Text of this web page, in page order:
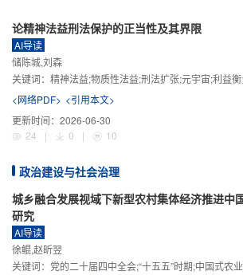
论精神法益刑法保护的正当性及其界限
AI导读
储陈城,刘森
关键词： 精神法益;物质性法益;刑法扩张;元宇宙;利益
<网络PDF> <引用本文>
更新时间： 2026-06-30
24
| 0 | 10
政治建设与社会治理
城乡融合发展视域下新型农村集体经济推进中
研究
AI导读
徐鲲,赵昕翌
关键词： 党的二十届四中全会;“十五五”时期;中国式农业农村现代化;新型农村